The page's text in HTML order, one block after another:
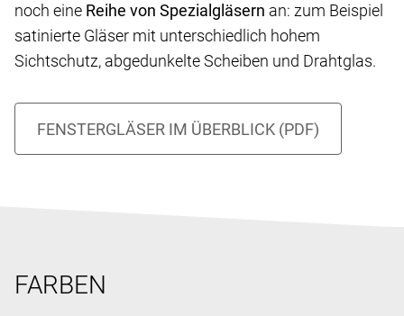
noch eine Reihe von Spezialgläsern an: zum Beispiel
satinierte Gläser mit unterschiedlich hohem
Sichtschutz, abgedunkelte Scheiben und Drahtglas.
FARBEN